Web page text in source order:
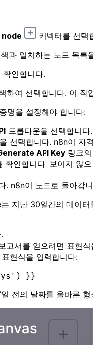
node 커넥터를 선택
과 일치하는 노드 목록
확인합니다.
하여 선택합니다. 이 작
명을 설정해야 합니다:
드롭다운을 선택합니다.
을 선택합니다. n8n이 자
API Key 링크
확인합니다. 보이지 않
. n8n이 노드로 돌아갑
지난 30일간의 데이
고서를 얻으려면 표현
현식을 입력합니다:
전의 날짜를 올바른 형